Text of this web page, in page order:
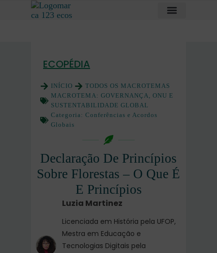
ECOPÉDIA
INÍCIO
TODOS OS MACROTEMAS
MACROTEMA: GOVERNANÇA, ONU E
SUSTENTABILIDADE GLOBAL
Categoria: Conferências e Acordos
Globais
Declaração De Princípios
Sobre Florestas – O Que É
E Princípios
Luzia Martinez
Licenciada em História pela UFOP,
Mestra em Educação e
Tecnologias Digitais pela